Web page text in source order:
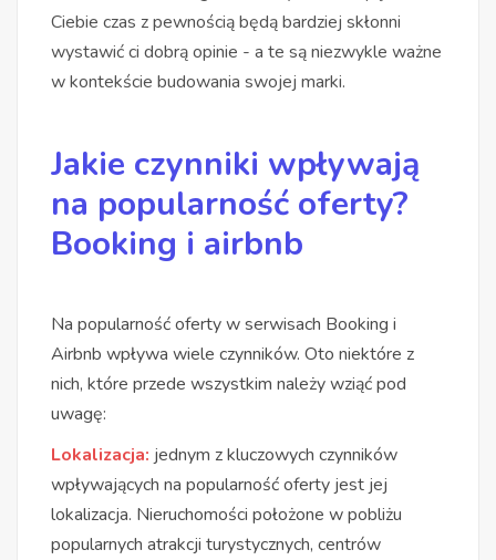
Ciebie czas z pewnością będą bardziej skłonni
wystawić ci dobrą opinie - a te są niezwykle ważne
w kontekście budowania swojej marki.
Jakie czynniki wpływają
na popularność oferty?
Booking i airbnb
Na popularność oferty w serwisach Booking i
Airbnb wpływa wiele czynników. Oto niektóre z
nich, które przede wszystkim należy wziąć pod
uwagę:
Lokalizacja: jednym z kluczowych czynników
wpływających na popularność oferty jest jej
lokalizacja. Nieruchomości położone w pobliżu
popularnych atrakcji turystycznych, centrów